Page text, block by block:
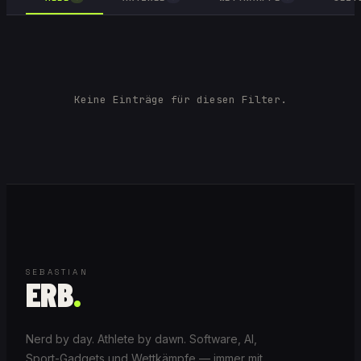
Keine Einträge für diesen Filter.
SEBASTIAN
ERB.
Nerd by day. Athlete by dawn. Software, AI,